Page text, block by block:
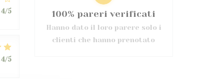
4/5
4/5
100% pareri verificati
Hanno dato il loro parere solo i
clienti che hanno prenotato